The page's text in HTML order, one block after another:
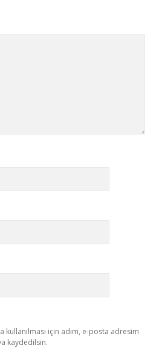
kullanılması için adım, e-posta adresim
kaydedilsin.